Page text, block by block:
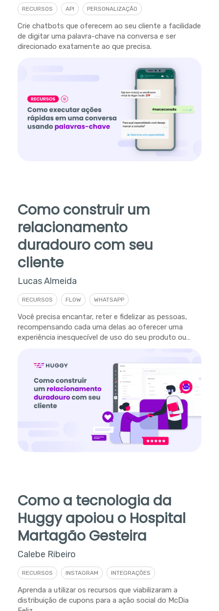
RECURSOS API PERSONALIZAÇÃO
Crie chatbots que oferecem ao seu cliente a facilidade
de digitar uma palavra-chave na conversa e ser
direcionado exatamente ao que precisa.
Como construir um
relacionamento
duradouro com seu
cliente
Lucas Almeida
RECURSOS FLOW WHATSAPP
Você precisa encantar, reter e fidelizar as pessoas,
recompensando cada uma delas ao oferecer uma
experiência inesquecível de uso do seu produto ou
Como a tecnologia da
Huggy apoiou o Hospital
Martagão Gesteira
Calebe Ribeiro
RECURSOS INSTAGRAM INTEGRAÇÕES
Aprenda a utilizar os recursos que viabilizaram a
distribuição de cupons para a ação social do McDia